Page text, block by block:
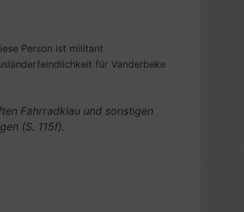
Person ist militant
für Vanderbeke
Fahrradklau und sonstigen
(S. 115f).